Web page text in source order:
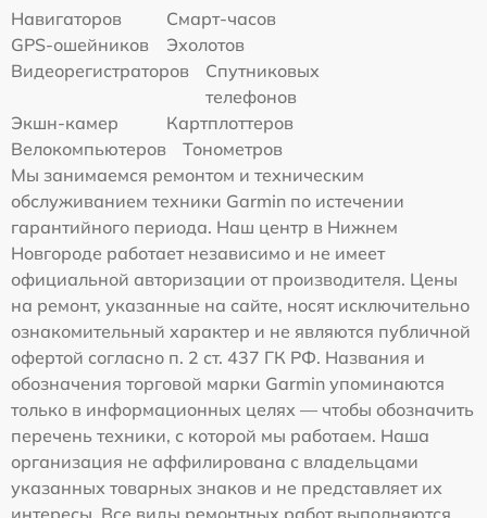
Навигаторов
Смарт-часов
GPS-ошейников
Эхолотов
Видеорегистраторов
Спутниковых
телефонов
Экшн-камер
Картплоттеров
Велокомпьютеров
Тонометров
Мы занимаемся ремонтом и техническим
обслуживанием техники Garmin по истечении
гарантийного периода. Наш центр в Нижнем
Новгороде работает независимо и не имеет
официальной авторизации от производителя. Цены
на ремонт, указанные на сайте, носят исключительно
ознакомительный характер и не являются публичной
офертой согласно п. 2 ст. 437 ГК РФ. Названия и
обозначения торговой марки Garmin упоминаются
только в информационных целях — чтобы обозначить
перечень техники, с которой мы работаем. Наша
организация не аффилирована с владельцами
указанных товарных знаков и не представляет их
интересы. Все виды ремонтных работ выполняются